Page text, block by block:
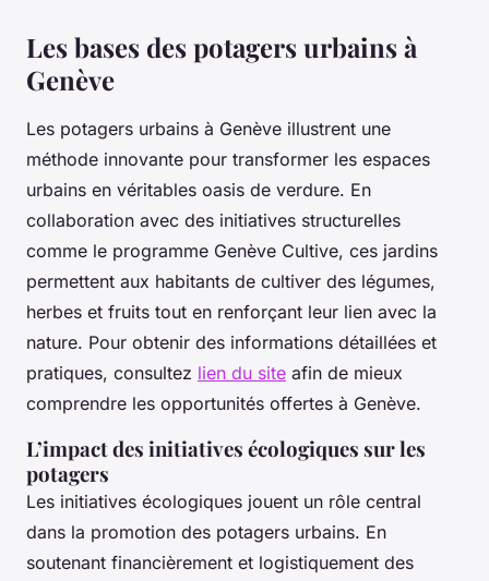
Les bases des potagers urbains à
Genève
Les potagers urbains à Genève illustrent une
méthode innovante pour transformer les espaces
urbains en véritables oasis de verdure. En
collaboration avec des initiatives structurelles
comme le programme Genève Cultive, ces jardins
permettent aux habitants de cultiver des légumes,
herbes et fruits tout en renforçant leur lien avec la
nature. Pour obtenir des informations détaillées et
pratiques, consultez lien du site afin de mieux
comprendre les opportunités offertes à Genève.
L’impact des initiatives écologiques sur les
potagers
Les initiatives écologiques jouent un rôle central
dans la promotion des potagers urbains. En
soutenant financièrement et logistiquement des